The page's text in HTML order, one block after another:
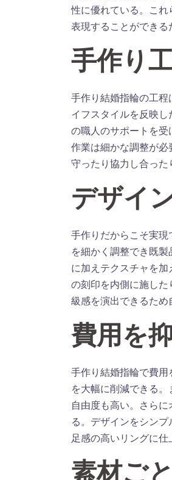
性に優れている。こ
表現することができる
手作り
手作り結婚指輪の工
イフスタイルを反映
の職人のサポートを受
作業は細かな調整が
守ったり協力し合った
デザイ
手作りだからこそ実
を細かく調整でき既
に加えテクスチャを
の刻印を内側に施し
級感を演出できるため
費用を
手作り結婚指輪で費
を大幅に削減できる
自由度も高い。さら
る。デザインをシン
足感の高いリングに仕
素材ご